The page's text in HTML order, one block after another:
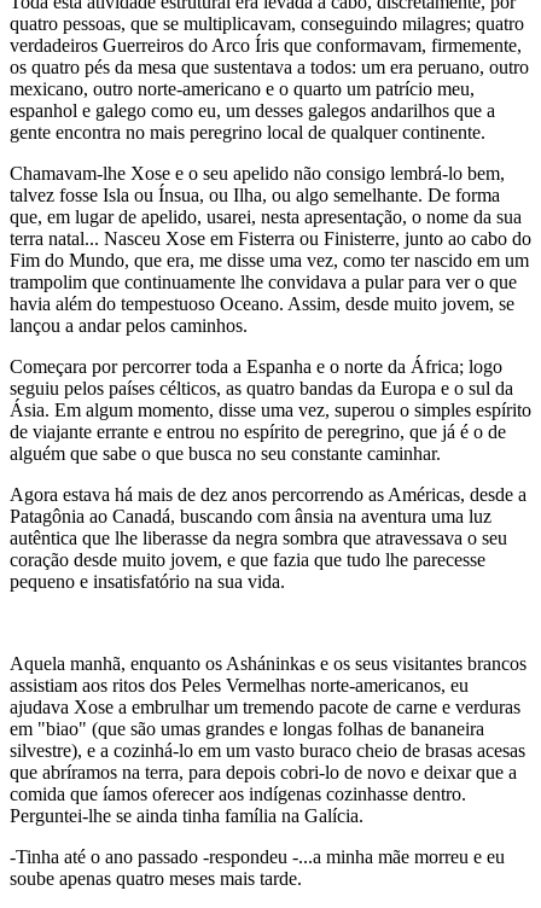
quatro pessoas, que se multiplicavam, conseguindo milagres; quatro
verdadeiros Guerreiros do Arco Íris que conformavam, firmemente,
os quatro pés da mesa que sustentava a todos: um era peruano, outro
mexicano, outro norte-americano e o quarto um patrício meu,
espanhol e galego como eu, um desses galegos andarilhos que a
gente encontra no mais peregrino local de qualquer continente.
Chamavam-lhe Xose e o seu apelido não consigo lembrá-lo bem,
talvez fosse Isla ou Ínsua, ou Ilha, ou algo semelhante. De forma
que, em lugar de apelido, usarei, nesta apresentação, o nome da sua
terra natal... Nasceu Xose em Fisterra ou Finisterre, junto ao cabo do
Fim do Mundo, que era, me disse uma vez, como ter nascido em um
trampolim que continuamente lhe convidava a pular para ver o que
havia além do tempestuoso Oceano. Assim, desde muito jovem, se
lançou a andar pelos caminhos.
Começara por percorrer toda a Espanha e o norte da África; logo
seguiu pelos países célticos, as quatro bandas da Europa e o sul da
Ásia. Em algum momento, disse uma vez, superou o simples espírito
de viajante errante e entrou no espírito de peregrino, que já é o de
alguém que sabe o que busca no seu constante caminhar.
Agora estava há mais de dez anos percorrendo as Américas, desde a
Patagônia ao Canadá, buscando com ânsia na aventura uma luz
autêntica que lhe liberasse da negra sombra que atravessava o seu
coração desde muito jovem, e que fazia que tudo lhe parecesse
pequeno e insatisfatório na sua vida.
Aquela manhã, enquanto os Asháninkas e os seus visitantes brancos
assistiam aos ritos dos Peles Vermelhas norte-americanos, eu
ajudava Xose a embrulhar um tremendo pacote de carne e verduras
em "biao" (que são umas grandes e longas folhas de bananeira
silvestre), e a cozinhá-lo em um vasto buraco cheio de brasas acesas
que abríramos na terra, para depois cobri-lo de novo e deixar que a
comida que íamos oferecer aos indígenas cozinhasse dentro.
Perguntei-lhe se ainda tinha família na Galícia.
-Tinha até o ano passado -respondeu -...a minha mãe morreu e eu
soube apenas quatro meses mais tarde.